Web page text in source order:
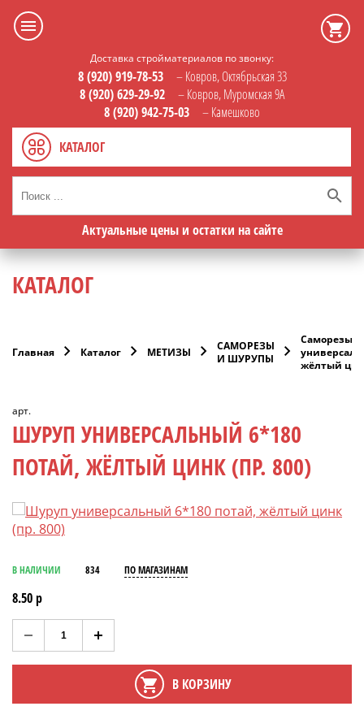
Доставка стройматериалов по звонку:
8 (920) 919-78-53
– Ковров, Октябрьская 33
8 (920) 629-29-92
– Ковров, Муромская 9А
8 (920) 942-75-03
– Камешково
КАТАЛОГ
Актуальные цены и остатки на сайте
КАТАЛОГ
Главная Каталог МЕТИЗЫ
САМОРЕЗЫ
И ШУРУПЫ
Саморезы
жёлтый
арт.
ШУРУП УНИВЕРСАЛЬНЫЙ 6*180
ПОТАЙ, ЖЁЛТЫЙ ЦИНК (ПР. 800)
В НАЛИЧИИ 834 ПО МАГАЗИНАМ
8.50 р
В КОРЗИНУ